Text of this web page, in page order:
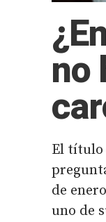
no
El título
de
uno de